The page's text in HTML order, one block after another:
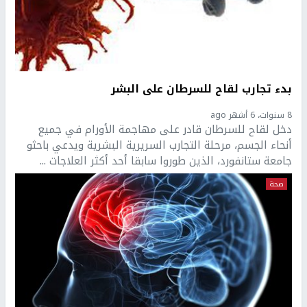
بدء تجارب لقاح للسرطان على البشر
8 سنوات، 6 أشهر ago
دخل لقاح للسرطان قادر على مهاجمة الأورام في جميع
أنحاء الجسم، مرحلة التجارب السريرية البشرية ويدعي باحثو
جامعة ستانفورد، الذين طوروا سابقا أحد أكثر العلاجات ...
صحة